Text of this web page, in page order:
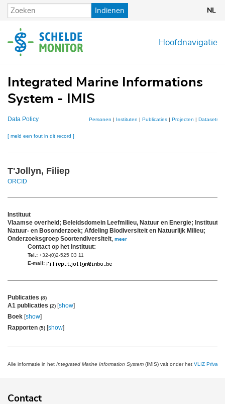
Overslaan
en
de
inhoud
Indienen NL
Hoofdnavigatie
Integrated Marine Informations
System - IMIS
Data Policy Personen | Instituten | Publicaties | Projecten | Datasets
[ meld een fout in dit record ]
T'Jollyn, Filiep
ORCID
Instituut
Vlaamse overheid; Beleidsdomein Leefmilieu, Natuur en Energie; Instituut
Natuur- en Bosonderzoek; Afdeling Biodiversiteit en Natuurlijk Milieu;
Onderzoeksgroep Soortendiversiteit meer
Contact op het instituut:
Tel.: +32-(0)2-525 03 11
E-mail:
Publicaties (8)
A1 publicaties (2) [show]
Boek [show]
Rapporten (5) [show]
Alle informatie in het Integrated Marine Information System (IMIS) valt onder het VLIZ Privacy
Contact